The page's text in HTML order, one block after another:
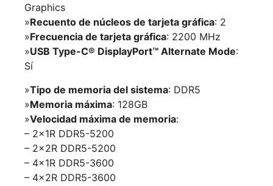
Graphics
»Recuento de núcleos de tarjeta gráfica: 2
»Frecuencia de tarjeta gráfica: 2200 MHz
»USB Type-C® DisplayPort™ Alternate Mode:
Sí
»Tipo de memoria del sistema: DDR5
»Memoria máxima: 128GB
»Velocidad máxima de memoria:
– 2x1R DDR5-5200
– 2x2R DDR5-5200
– 4x1R DDR5-3600
– 4x2R DDR5-3600